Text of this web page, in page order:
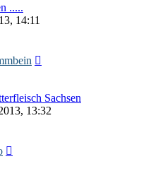
.....
14:11
Sachsen
13:32